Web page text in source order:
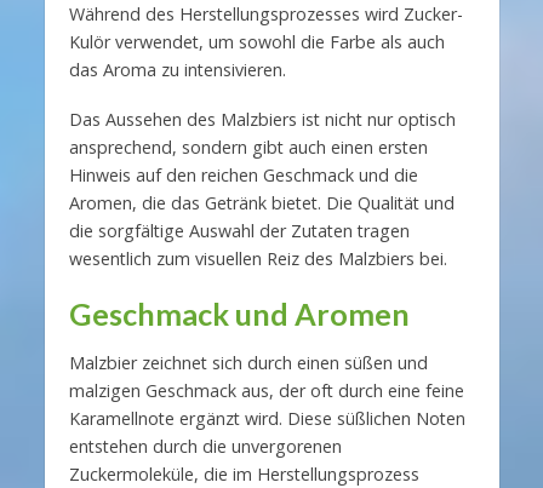
Während des Herstellungsprozesses wird Zucker-
Kulör verwendet, um sowohl die Farbe als auch
das Aroma zu intensivieren.
Das Aussehen des Malzbiers ist nicht nur optisch
ansprechend, sondern gibt auch einen ersten
Hinweis auf den reichen Geschmack und die
Aromen, die das Getränk bietet. Die Qualität und
die sorgfältige Auswahl der Zutaten tragen
wesentlich zum visuellen Reiz des Malzbiers bei.
Geschmack und Aromen
Malzbier zeichnet sich durch einen süßen und
malzigen Geschmack aus, der oft durch eine feine
Karamellnote ergänzt wird. Diese süßlichen Noten
entstehen durch die unvergorenen
Zuckermoleküle, die im Herstellungsprozess